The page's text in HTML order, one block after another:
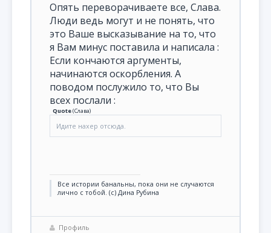
Опять переворачиваете все, Слава.
Люди ведь могут и не понять, что
это Ваше высказывание на то, что
я Вам минус поставила и написала :
Если кончаются аргументы,
начинаются оскорбления. А
поводом послужило то, что Вы
всех послали :
Quote(Слава)
Идите нахер отсюда.
Все истории банальны, пока они не случаются
лично с тобой. (с) Дина Рубина
Профиль